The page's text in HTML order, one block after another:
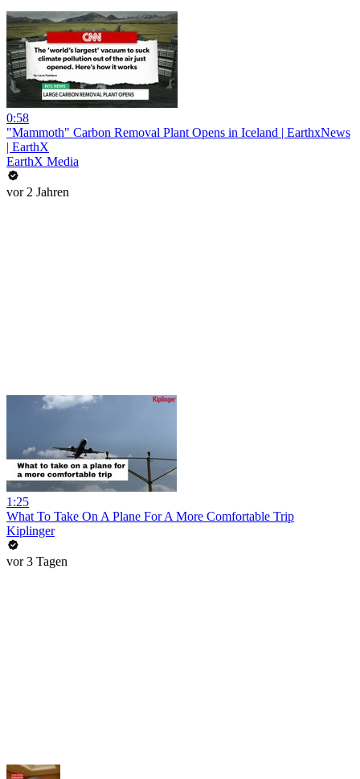
0:58
"Mammoth" Carbon Removal Plant Opens in Iceland | EarthxNews
| EarthX
EarthX Media
vor 2 Jahren
1:25
What To Take On A Plane For A More Comfortable Trip
Kiplinger
vor 3 Tagen